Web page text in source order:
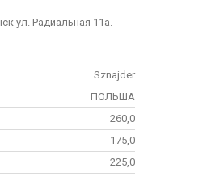
ул. Радиальная 11а.
Sznajder
ПОЛЬША
260,0
175,0
225,0